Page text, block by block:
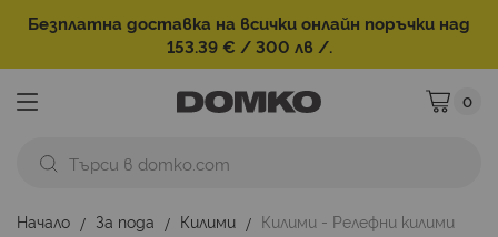
Безплатна доставка на всички онлайн поръчки над
153.39 € / 300 лв /.
Моята
0
Начало За пода Килими Килими - Релефни килими